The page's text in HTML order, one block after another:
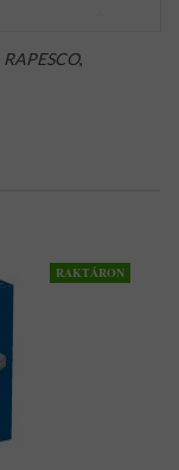
RAPESCO,
RAKTÁRON